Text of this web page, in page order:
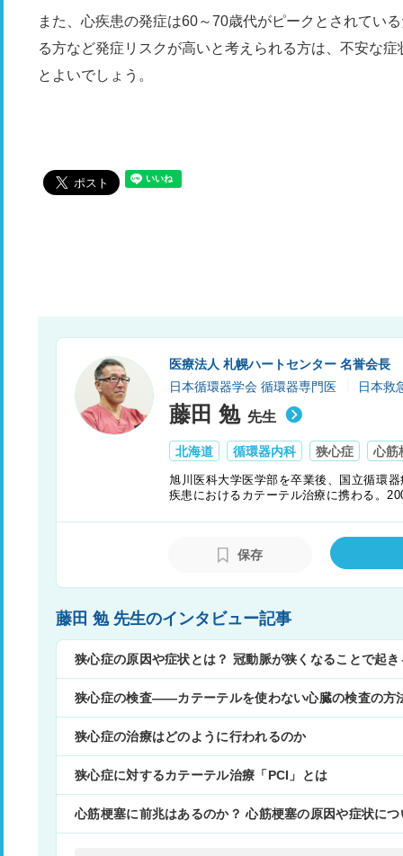
また、心疾患の発症は60～70歳代がピークとされてい
る方など発症リスクが高いと考えられる方は、不安な
とよいでしょう。
医療法人 札幌ハートセンター 名誉会長
日本循環器学会 循環器専門医
日本救
藤田 勉 先生
北海道 循環器内科 狭心症 心筋
旭川医科大学医学部を卒業後、国立循環
疾患におけるカテーテル治療に携わる。
いる。若手医師の教育にも力を注いでお
保存
藤田 勉 先生のインタビュー記事
狭心症の原因や症状とは？ 冠動脈が狭くなることで起
狭心症の検査――​​カテーテルを使わない心臓の検査の方
狭心症の治療はどのように行われるのか
狭心症に対するカテーテル治療「PCI」とは
心筋梗塞に前兆はあるのか？ 心筋梗塞の原因や症状に